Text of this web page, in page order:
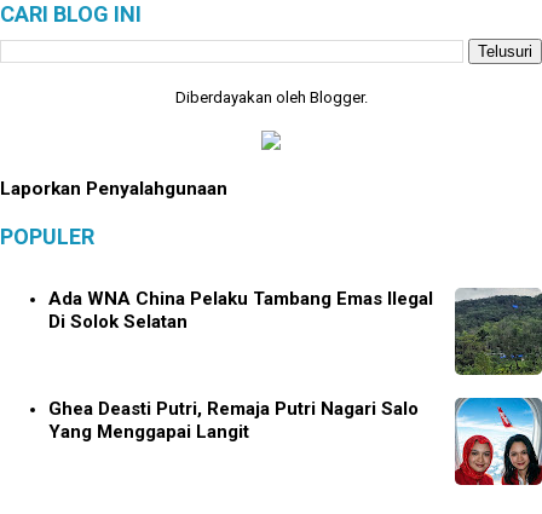
CARI BLOG INI
Diberdayakan oleh Blogger.
Laporkan Penyalahgunaan
POPULER
Ada WNA China Pelaku Tambang Emas Ilegal
Di Solok Selatan
Ghea Deasti Putri, Remaja Putri Nagari Salo
Yang Menggapai Langit